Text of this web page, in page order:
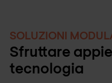
SOLUZIONI
Sfruttare
tecnologia